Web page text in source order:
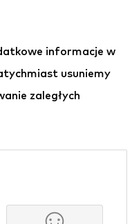
informacje w
usuniemy
zaległych